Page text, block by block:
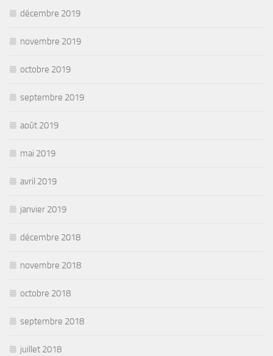
décembre 2019
novembre 2019
octobre 2019
septembre 2019
août 2019
mai 2019
avril 2019
janvier 2019
décembre 2018
novembre 2018
octobre 2018
septembre 2018
juillet 2018